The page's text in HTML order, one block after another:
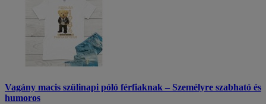
Vagány macis szülinapi póló férfiaknak – Személyre szabható és
humoros